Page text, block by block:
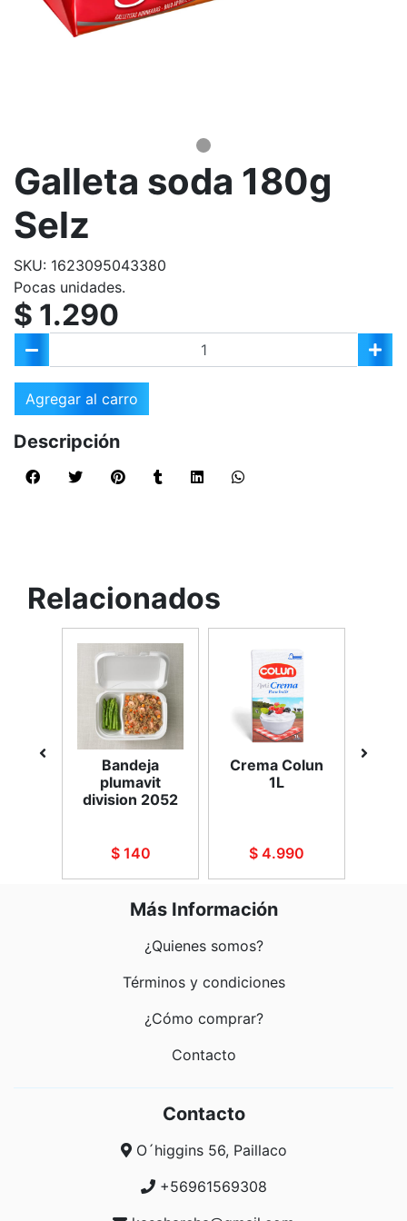
Galleta soda 180g
Selz
SKU: 1623095043380
Pocas unidades.
$ 1.290
Agregar al carro
Descripción
Relacionados
Bandeja
plumavit
division 2052
$ 140
Crema Colun
1L
$ 4.990
Más Información
¿Quienes somos?
Términos y condiciones
¿Cómo comprar?
Contacto
Contacto
O´higgins 56, Paillaco
+56961569308